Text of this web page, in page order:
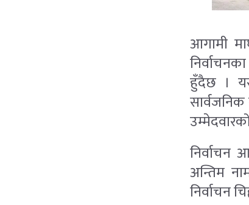
आगामी
हुँदैछ ।
निर्वाचन
अन्तिम
निर्वाचन